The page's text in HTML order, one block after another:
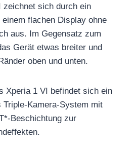
zeichnet sich durch ein
flachen Display ohne
aus. Im Gegensatz zum
Gerät etwas breiter und
oben und unten.
Xperia 1 VI befindet sich ein
Triple-Kamera-System mit
Beschichtung zur